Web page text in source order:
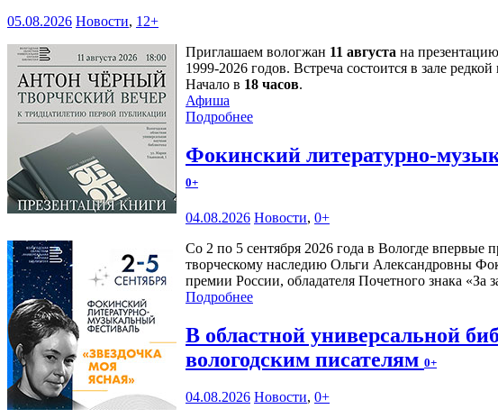
05.08.2026 Новости, 12+
Приглашаем вологжан 11 августа на
1999-2026 годов. Встреча состоится в зале
Начало в 18 часов.
Афиша
Подробнее
Фокинский литературно-
0+
04.08.2026 Новости, 0+
Со 2 по 5 сентября 2026 года в Вологде впервые
творческому наследию Ольги Александровны
премии России, обладателя Почетного знака «За
Подробнее
В областной универсальной
вологодским писателям 0+
04.08.2026 Новости, 0+